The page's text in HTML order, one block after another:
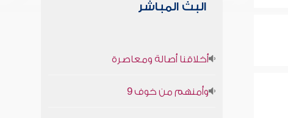
البث المباشر
أخلاقنا أصالة ومعاصرة
وأمنهم من خوف 9